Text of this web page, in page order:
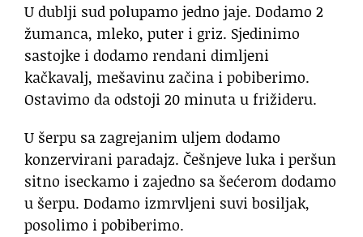
U dublji sud polupamo jedno jaje. Dodamo 2
žumanca, mleko, puter i griz. Sjedinimo
sastojke i dodamo rendani dimljeni
kačkavalj, mešavinu začina i pobiberimo.
Ostavimo da odstoji 20 minuta u frižideru.
U šerpu sa zagrejanim uljem dodamo
konzervirani paradajz. Češnjeve luka i peršun
sitno iseckamo i zajedno sa šećerom dodamo
u šerpu. Dodamo izmrvljeni suvi bosiljak,
posolimo i pobiberimo.